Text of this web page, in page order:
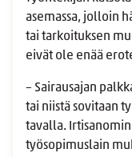
asemassa, jolloin
tai tarkoituksen
eivät ole enää
– Sairausajan
tai niistä sovitaan
tavalla.
työsopimuslain